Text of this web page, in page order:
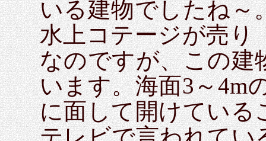
いる建物でしたね～
水上コテージが売り
なのですが、この建
います。海面3～4m
に面して開けている